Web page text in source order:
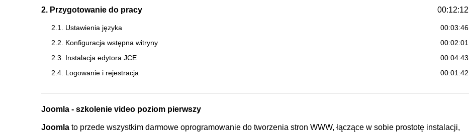
2. Przygotowanie do pracy 00:12:12
2.1. Ustawienia języka
00:03:46
2.2. Konfiguracja wstępna witryny
00:02:01
2.3. Instalacja edytora JCE
00:04:43
2.4. Logowanie i rejestracja
00:01:42
3.1. Tworzymy artykuł
3.2. Opcje wyświetlania artykułu
00:05:11
Joomla - szkolenie video poziom pierwszy
Joomla to przede wszystkim darmowe oprogramowanie do tworzenia stron WWW, łączące w sobie prostotę instalacji,